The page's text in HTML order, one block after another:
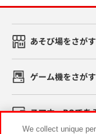
あそび場をさがす
ゲーム機をさがす
スマホ・PCであ
We collect unique